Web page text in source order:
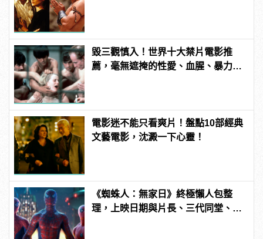
毀三觀慎入！世界十大禁片電影推
薦，毫無遮掩的性愛、血腥、暴力、
電影迷不能只看爽片！盤點10部經典
文藝電影，沈澱一下心靈！
《蜘蛛人：無家日》終極懶人包整
理，上映日期與片長、三代同堂、湯